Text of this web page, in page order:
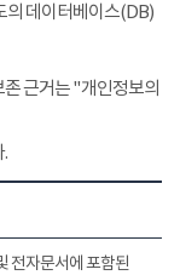
의 데이터베이스(DB)
근거는 "개인정보의
.
전자문서에 포함된